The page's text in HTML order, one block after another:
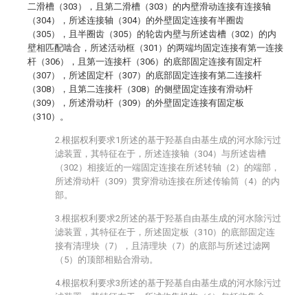
二滑槽（303），且第二滑槽（303）的内壁滑动连接有连接轴
（304），所述连接轴（304）的外壁固定连接有半圈齿
（305），且半圈齿（305）的轮齿内壁与所述齿槽（302）的内
壁相匹配啮合，所述活动框（301）的两端均固定连接有第一连接
杆（306），且第一连接杆（306）的底部固定连接有固定杆
（307），所述固定杆（307）的底部固定连接有第二连接杆
（308），且第二连接杆（308）的侧壁固定连接有滑动杆
（309），所述滑动杆（309）的外壁固定连接有固定板
（310）。
2.根据权利要求1所述的基于羟基自由基生成的河水除污过
滤装置，其特征在于，所述连接轴（304）与所述齿槽
（302）相接近的一端固定连接在所述转轴（2）的端部，
所述滑动杆（309）贯穿滑动连接在所述传输筒（4）的内
部。
3.根据权利要求2所述的基于羟基自由基生成的河水除污过
滤装置，其特征在于，所述固定板（310）的底部固定连
接有清理块（7），且清理块（7）的底部与所述过滤网
（5）的顶部相贴合滑动。
4.根据权利要求3所述的基于羟基自由基生成的河水除污过